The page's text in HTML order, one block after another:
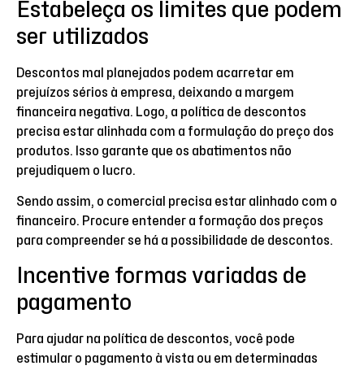
Estabeleça os limites que podem
ser utilizados
Descontos mal planejados podem acarretar em
prejuízos sérios à empresa, deixando a margem
financeira negativa. Logo, a política de descontos
precisa estar alinhada com a formulação do preço dos
produtos. Isso garante que os abatimentos não
prejudiquem o lucro.
Sendo assim, o comercial precisa estar alinhado com o
financeiro. Procure entender a formação dos preços
para compreender se há a possibilidade de descontos.
Incentive formas variadas de
pagamento
Para ajudar na política de descontos, você pode
estimular o pagamento à vista ou em determinadas